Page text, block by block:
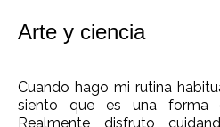
Arte y ciencia
Cuando hago mi rutina
siento que es una forma
Realmente disfruto